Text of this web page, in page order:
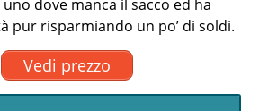
dove manca il sacco ed ha
pur risparmiando un po’ di soldi.
Vedi prezzo